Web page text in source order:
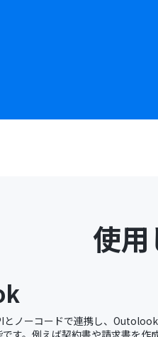
使
ノーコードで連携し、
す。例えば契約書や請求書を